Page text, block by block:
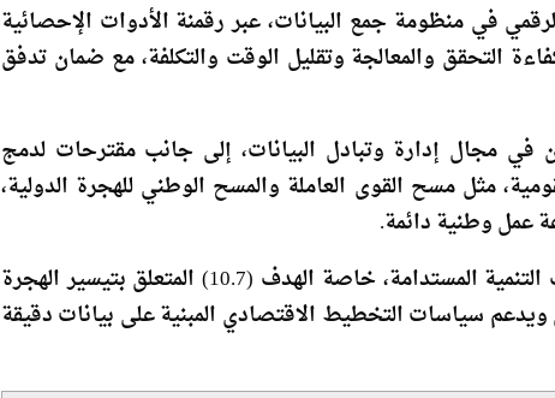
في منظومة جمع البيانات، عبر رقمنة الأدوات الإحصائية
التحقق والمعالجة وتقليل الوقت والتكلفة، مع ضمان تدفق
في مجال إدارة وتبادل البيانات، إلى جانب مقترحات لدمج
مثل مسح القوى العاملة والمسح الوطني للهجرة الدولية،
عمل وطنية دائمة.
وتعكس هذه الجهود التزام الدولة المصرية بدعم أهداف التنمية المستدامة، خاصة الهدف (10.7) المتعلق بتيسير الهجرة
ويدعم سياسات التخطيط الاقتصادي المبنية على بيانات دقيقة